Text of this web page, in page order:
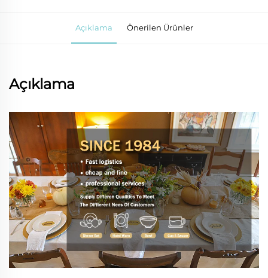
Açıklama Önerilen Ürünler
Açıklama